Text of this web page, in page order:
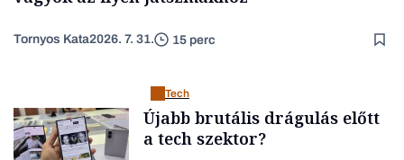
Tornyos Kata2026. 7. 31. 15 perc
Tech
Újabb brutális drágulás előtt
a tech szektor?